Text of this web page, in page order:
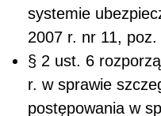
systemie
2007 r. nr 11,
§ 2 ust. 6
r. w sprawie
postępowania w